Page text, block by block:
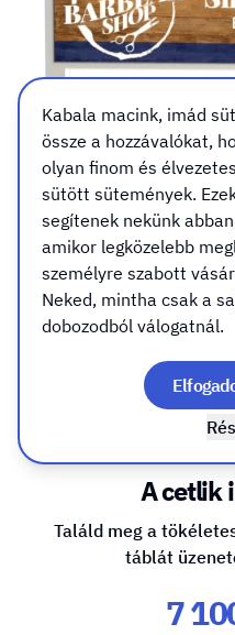
Cégtábla,
A cetlik
Találd meg a
táblát
7
Kabala macink, imád
össze a hozzávalókat,
olyan finom és
sütött sütemények.
segítenek nekünk
amikor legközelebb
személyre szabott
Neked, mintha csak a
dobozodból válogatnál.